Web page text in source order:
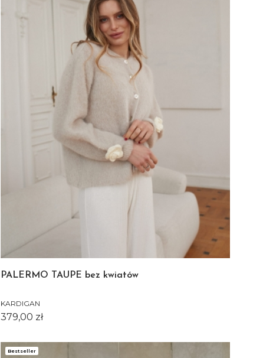
PALERMO TAUPE bez kwiatów
KARDIGAN
Cena
379,00 zł
Bestseller